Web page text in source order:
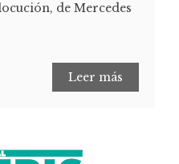
de Mercedes
Leer más